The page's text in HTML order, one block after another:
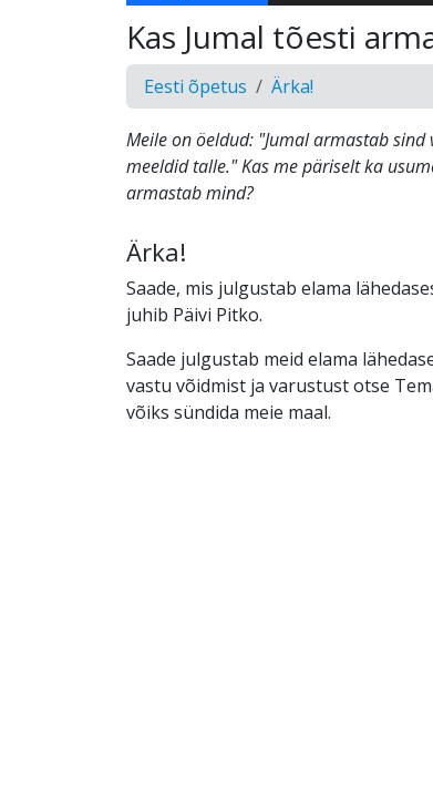
Kas Jumal tõesti
Eesti õpetus Ärka!
Meile on öeldud: "Jumal armastab sind
meeldid talle." Kas me päriselt ka
armastab mind?
Ärka!
Saade, mis julgustab elama
juhib Päivi Pitko.
Saade julgustab meid elama
vastu võidmist ja varustust otse
võiks sündida meie maal.